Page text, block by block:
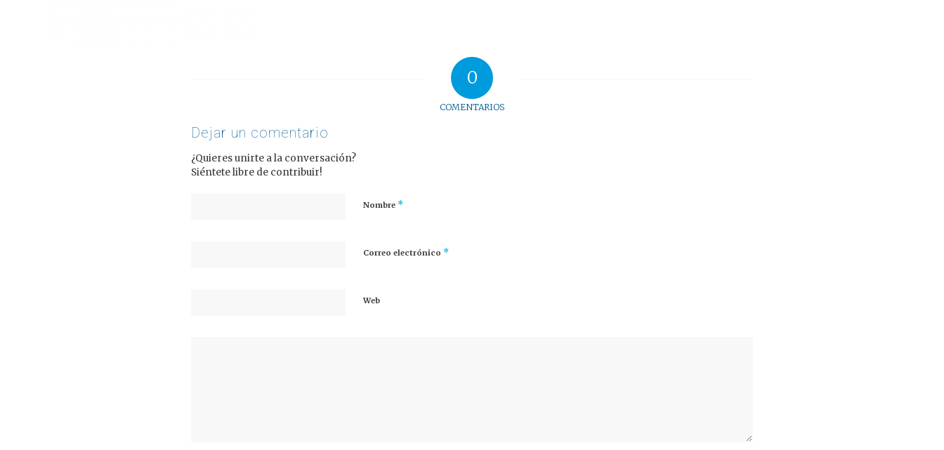
0
COMENTARIOS
Dejar un comentario
¿Quieres unirte a la conversación?
Siéntete libre de contribuir!
Nombre *
Correo electrónico *
Web